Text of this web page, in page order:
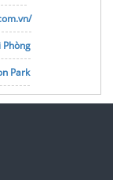
Phòng
Park